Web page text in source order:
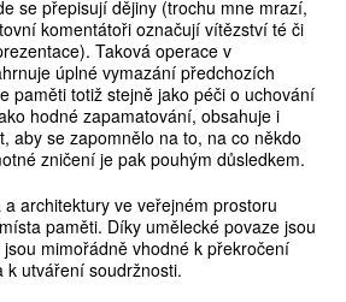
se přepisují dějiny (trochu mne mrazí,
komentátoři označují vítězství té či
Taková operace v
úplné vymazání předchozích
paměti totiž stejně jako péči o uchování
hodné zapamatování, obsahuje i
aby se zapomnělo na to, na co někdo
zničení je pak pouhým důsledkem.
architektury ve veřejném prostoru
paměti. Díky umělecké povaze jsou
mimořádně vhodné k překročení
k utváření soudržnosti.